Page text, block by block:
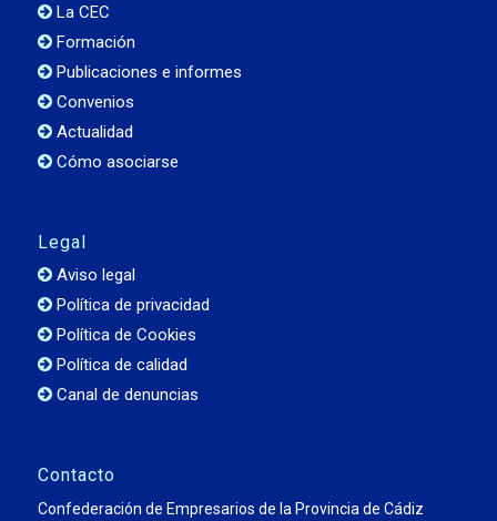
La CEC
Formación
Publicaciones e informes
Convenios
Actualidad
Cómo asociarse
Legal
Aviso legal
Política de privacidad
Política de Cookies
Política de calidad
Canal de denuncias
Contacto
Confederación de Empresarios de la Provincia de Cádiz